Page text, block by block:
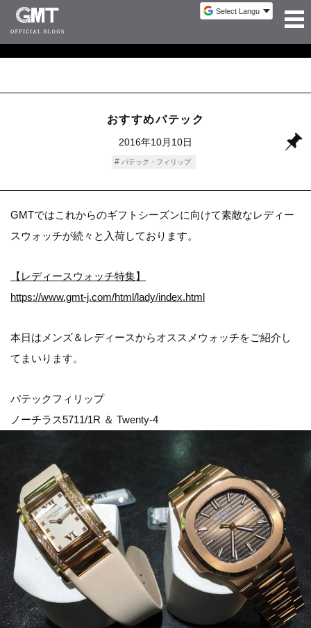
おすすめパテック
2016年10月10日
パテック・フィリップ
GMTではこれからのギフトシーズンに向けて素敵なレディー
スウォッチが続々と入荷しております。
【レディースウォッチ特集】
https://www.gmt-j.com/html/lady/index.html
本日はメンズ＆レディースからオススメウォッチをご紹介し
てまいります。
パテックフィリップ
ノーチラス5711/1R ＆ Twenty-4